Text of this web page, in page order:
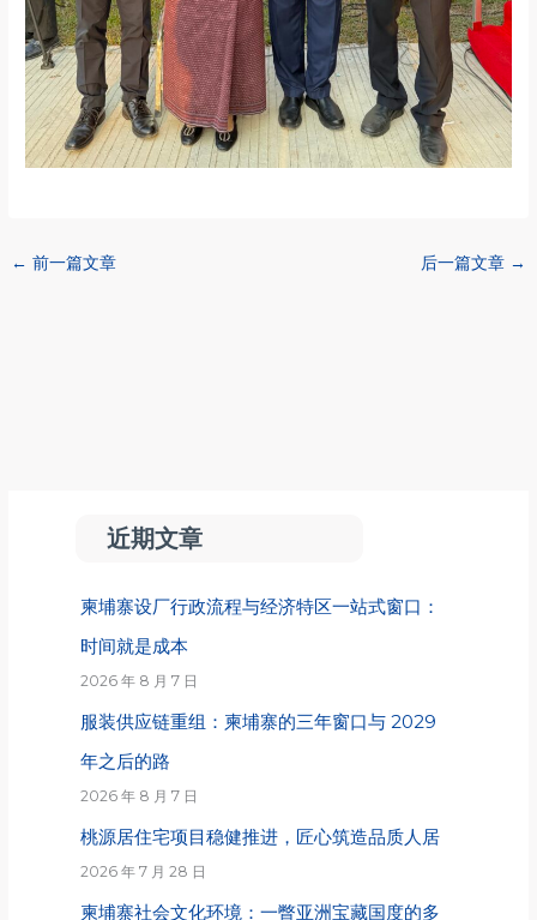
← 前一篇文章 后一篇文章 →
近期文章
柬埔寨设厂行政流程与经济特区一站式窗口：
时间就是成本
2026 年 8 月 7 日
服装供应链重组：柬埔寨的三年窗口与 2029
年之后的路
2026 年 8 月 7 日
桃源居住宅项目稳健推进，匠心筑造品质人居
2026 年 7 月 28 日
柬埔寨社会文化环境：一瞥亚洲宝藏国度的多